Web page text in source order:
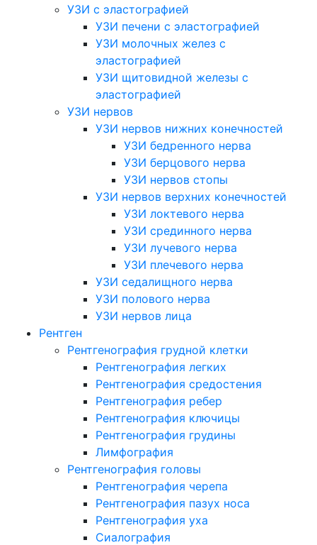
УЗИ с эластографией
УЗИ печени с эластографией
УЗИ молочных желез с
эластографией
УЗИ щитовидной железы с
эластографией
УЗИ нервов
УЗИ нервов нижних конечностей
УЗИ бедренного нерва
УЗИ берцового нерва
УЗИ нервов стопы
УЗИ нервов верхних конечностей
УЗИ локтевого нерва
УЗИ срединного нерва
УЗИ лучевого нерва
УЗИ плечевого нерва
УЗИ седалищного нерва
УЗИ полового нерва
УЗИ нервов лица
Рентген
Рентгенография грудной клетки
Рентгенография легких
Рентгенография средостения
Рентгенография ребер
Рентгенография ключицы
Рентгенография грудины
Лимфография
Рентгенография головы
Рентгенография черепа
Рентгенография пазух носа
Рентгенография уха
Сиалография